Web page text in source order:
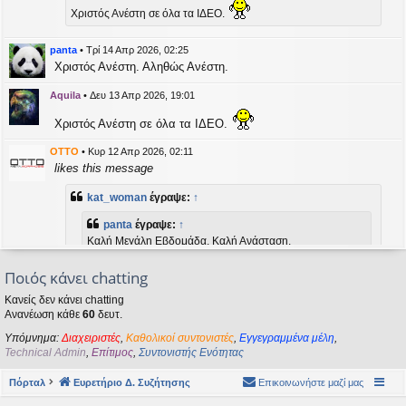
Χριστός Ανέστη σε όλα τα ΙΔΕΟ.
panta • Τρί 14 Απρ 2026, 02:25
Χριστός Ανέστη. Αληθώς Ανέστη.
Aquila • Δευ 13 Απρ 2026, 19:01
Χριστός Ανέστη σε όλα τα ΙΔΕΟ.
OTTO • Κυρ 12 Απρ 2026, 02:11
likes this message
kat_woman έγραψε: ↑
panta έγραψε: ↑
Καλή Μεγάλη Εβδομάδα. Καλή Ανάσταση.
Καλή Ανάσταση σε όλους!
kat_woman•Τετ 08 Απρ 2026, 14:21
pantaέγραψε:↑
Καλή Μεγάλη Εβδομάδα. Καλή Ανάσταση.
Καλή Ανάσταση σε όλους!
Ποιός κάνει chatting
Κανείς δεν κάνει chatting
Ανανέωση κάθε 60 δευτ.
Υπόμνημα: Διαχειριστές Καθολικοί συντονιστές Εγγεγραμμένα μέλη
Technical Admin Επίτιμος Συντονιστής Ενότητας
Πόρταλ Ευρετήριο Δ. Συζήτησης Επικοινωνήστε μαζί μας